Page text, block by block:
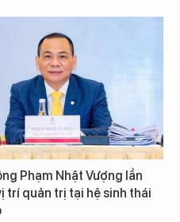
Phạm Nhật Vượng lần
trí quản trị tại hệ sinh thái